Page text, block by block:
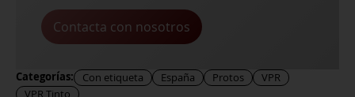
Contacta con nosotros
Categorías: Con etiqueta España Protos
VPR
VPR Tinto